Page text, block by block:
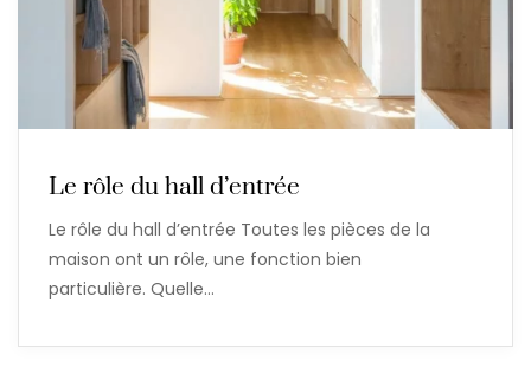
Le rôle du hall d’entrée
Le rôle du hall d’entrée Toutes les pièces de la
maison ont un rôle, une fonction bien
particulière. Quelle…